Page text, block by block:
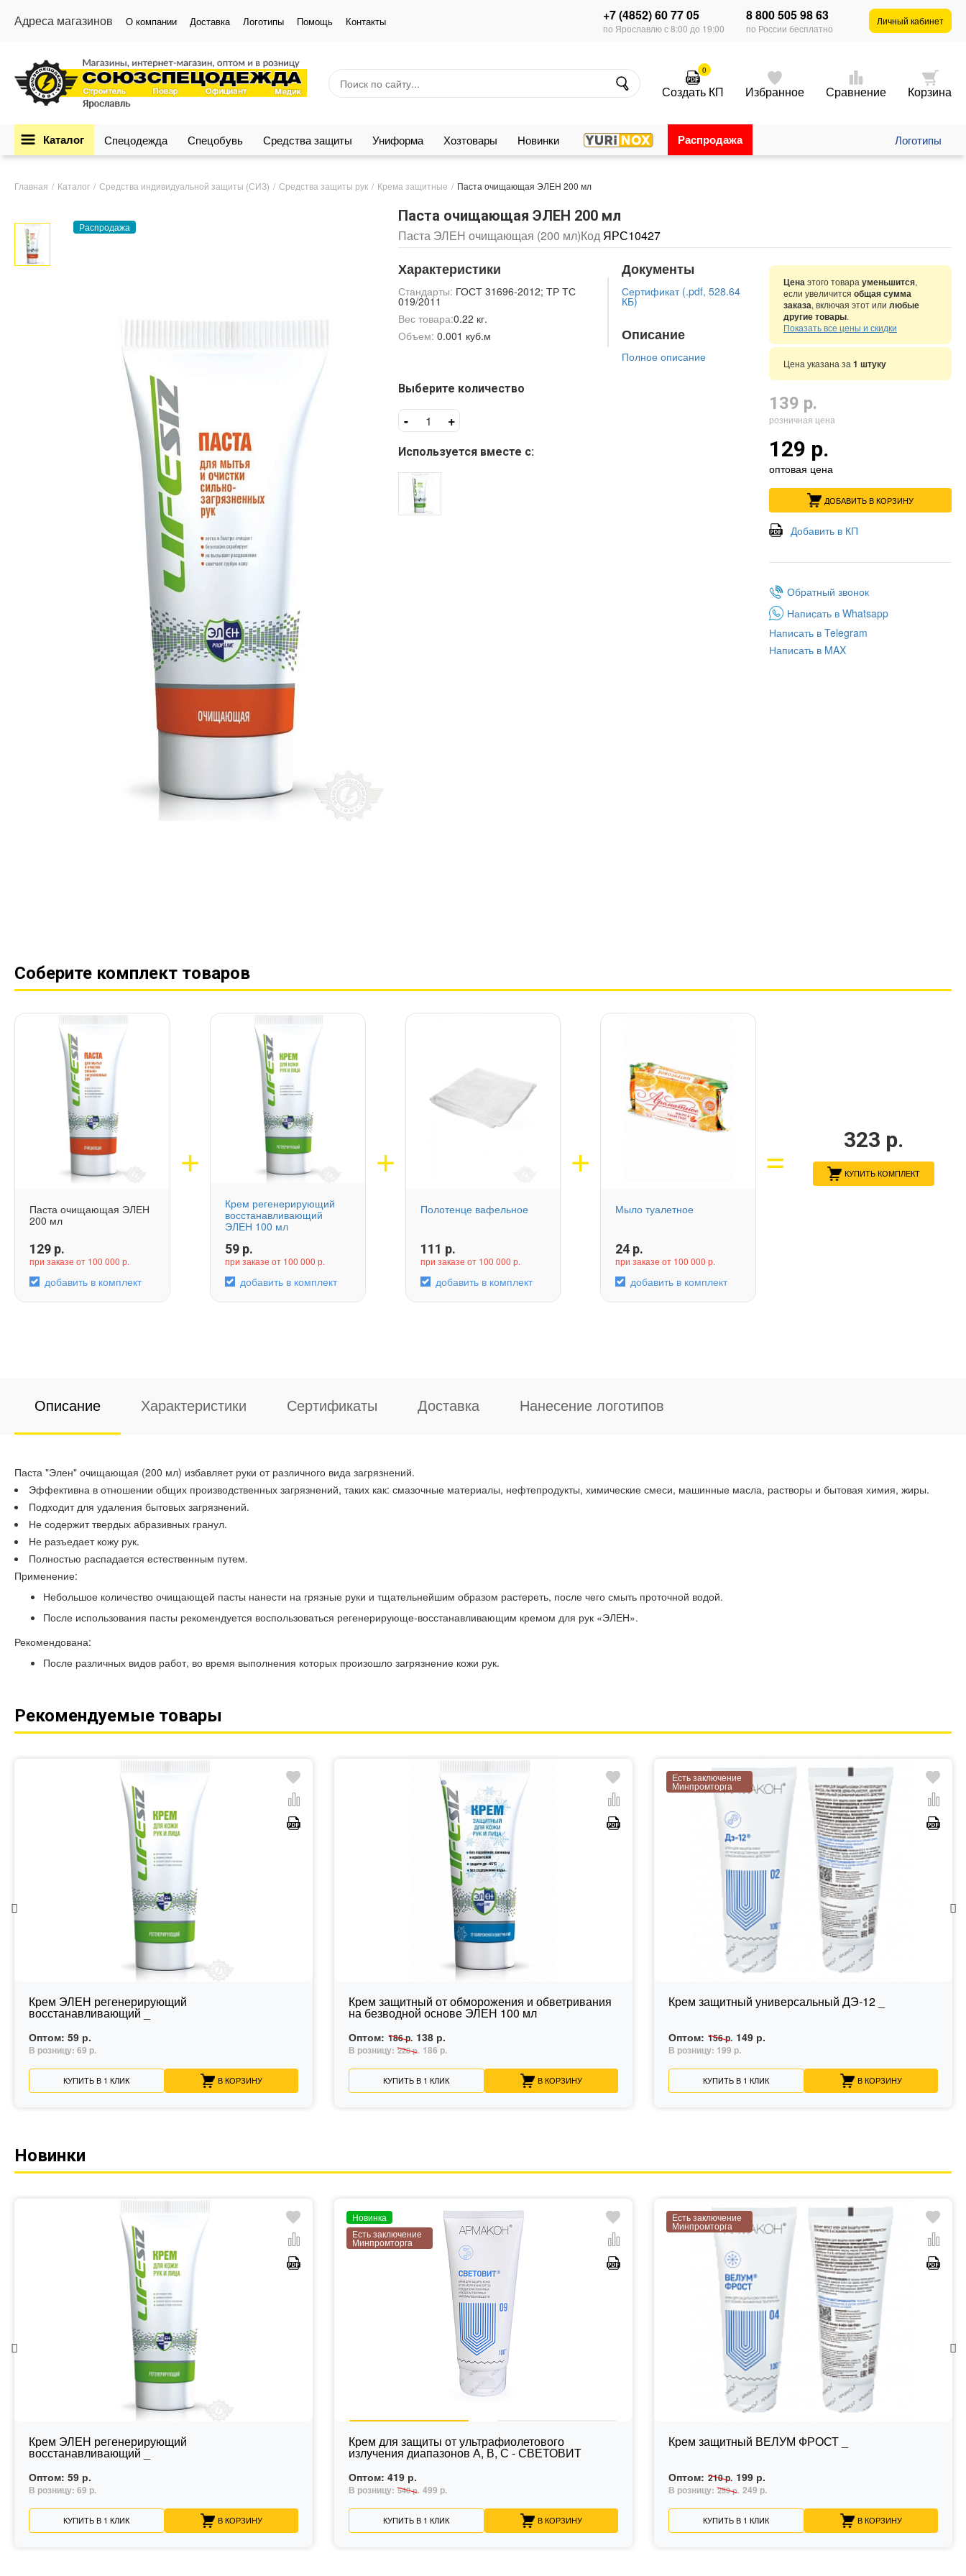
Адреса магазинов О компании Доставка Логотипы Помощь Контакты +7 (4852) 60 77 05
по Ярославлю с 8:00 до 19:00
8 800 505 98 63
по России бесплатно
Личный кабинет
0
Создать КП Избранное Сравнение Корзина
Каталог Спецодежда Спецобувь Средства защиты Униформа Хозтовары Новинки Распродажа Логотипы
Главная Каталог Средства индивидуальной защиты (СИЗ) Средства защиты рук Крема защитные Паста очищающая ЭЛЕН 200 мл
Распродажа
Паста очищающая ЭЛЕН 200 мл
Паста ЭЛЕН очищающая (200 мл)Код ЯРС10427
Характеристики
Стандарты: ГОСТ 31696-2012; ТР ТС
019/2011
Вес товара:0.22 кг.
Объем: 0.001 куб.м
Документы
Сертификат (.pdf, 528.64
КБ)
Описание
Полное описание
Выберите количество
- +
Используется вместе с:
Ценаэтого товара уменьшится,
если увеличится общая сумма
заказа, включая этот или любые
другие товары.
Показать все цены и скидки
Цена указана за 1 штуку
139 р.
розничная цена
129 р.
оптовая цена
ДОБАВИТЬ В КОРЗИНУ
Добавить в КП
Обратный звонок
Написать в Whatsapp
Написать в Telegram
Написать в MAX
Соберите комплект товаров
Паста очищающая ЭЛЕН
200 мл
129 р.
при заказе от 100 000 р.
добавить в комплект
Крем регенерирующий
восстанавливающий
ЭЛЕН 100 мл
59р.
при заказе от 100 000 р.
добавить в комплект
Полотенце вафельное
111 р.
при заказе от 100 000 р.
добавить в комплект
Мыло туалетное
24 р.
при заказе от 100 000 р.
добавить в комплект
323 р.
КУПИТЬ КОМПЛЕКТ
Описание Характеристики Сертификаты Доставка Нанесение логотипов
Паста "Элен" очищающая (200 мл) избавляет руки от различного вида загрязнений.
Эффективна в отношении общих производственных загрязнений, таких как: смазочные материалы, нефтепродукты, химические смеси, машинные масла, растворы и бытовая химия, жиры.
Подходит для удаления бытовых загрязнений.
Не содержит твердых абразивных гранул.
Не разъедает кожу рук.
Полностью распадается естественным путем.
Применение:
Небольшое количество очищающей пасты нанести на грязные руки и тщательнейшим образом растереть, после чего смыть проточной водой.
После использования пасты рекомендуется воспользоваться регенерирующе-восстанавливающим кремом для рук «ЭЛЕН».
Рекомендована:
После различных видов работ, во время выполнения которых произошло загрязнение кожи рук.
Рекомендуемые товары
Крем ЭЛЕН регенерирующий
восстанавливающий _
Оптом: 59 р.
В розницу: 69 р.
КУПИТЬ В 1 КЛИК В КОРЗИНУ
Крем защитный от обморожения и обветривания
на безводной основе ЭЛЕН 100 мл
Оптом: 186 р. 138 р.
В розницу: 228 р. 186 р.
КУПИТЬ В 1 КЛИК В КОРЗИНУ
Есть заключение
Минпромторга
Крем защитный универсальный ДЭ-12 _
Оптом: 156 р. 149 р.
В розницу: 199 р.
КУПИТЬ В 1 КЛИК В КОРЗИНУ
Новинки
Крем ЭЛЕН регенерирующий
восстанавливающий _
Оптом: 59 р.
В розницу: 69 р.
КУПИТЬ В 1 КЛИК В КОРЗИНУ
Новинка
Есть заключение
Минпромторга
Крем для защиты от ультрафиолетового
излучения диапазонов А, В, С - СВЕТОВИТ
Оптом: 419 р.
В розницу: 540 р. 499 р.
КУПИТЬ В 1 КЛИК В КОРЗИНУ
Есть заключение
Минпромторга
Крем защитный ВЕЛУМ ФРОСТ _
Оптом: 210 р. 199 р.
В розницу: 259 р. 249 р.
КУПИТЬ В 1 КЛИК В КОРЗИНУ